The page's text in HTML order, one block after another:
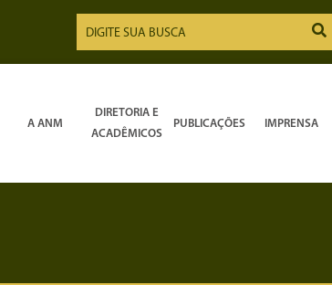
A ANM
DIRETORIA E
ACADÊMICOS
PUBLICAÇÕES IMPRENSA